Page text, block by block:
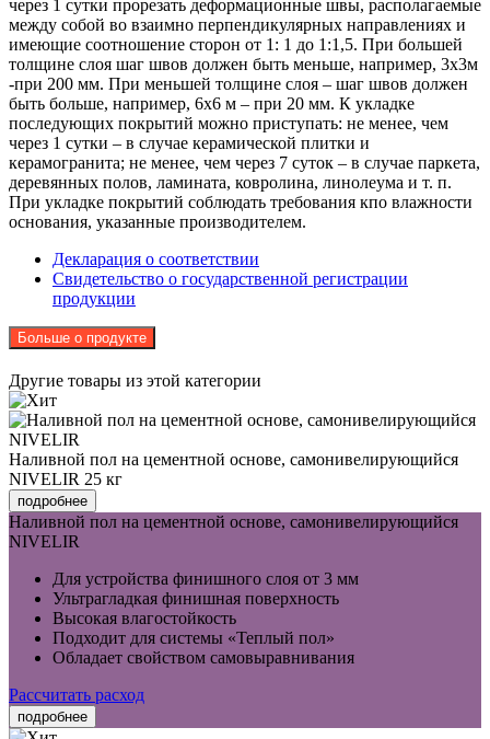
через 1 сутки прорезать деформационные швы, располагаемые
между собой во взаимно перпендикулярных направлениях и
имеющие соотношение сторон от 1: 1 до 1:1,5. При большей
толщине слоя шаг швов должен быть меньше, например, 3х3м
-при 200 мм. При меньшей толщине слоя – шаг швов должен
быть больше, например, 6х6 м – при 20 мм. К укладке
последующих покрытий можно приступать: не менее, чем
через 1 сутки – в случае керамической плитки и
керамогранита; не менее, чем через 7 суток – в случае паркета,
деревянных полов, ламината, ковролина, линолеума и т. п.
При укладке покрытий соблюдать требования кпо влажности
основания, указанные производителем.
Декларация о соответствии
Свидетельство о государственной регистрации
продукции
Больше о продукте
Другие товары из этой категории
Наливной пол на цементной основе, самонивелирующийся
NIVELIR 25 кг
подробнее
Наливной пол на цементной основе, самонивелирующийся
NIVELIR
Для устройства финишного слоя от 3 мм
Ультрагладкая финишная поверхность
Высокая влагостойкость
Подходит для системы «Теплый пол»
Обладает свойством самовыравнивания
Рассчитать расход
подробнее